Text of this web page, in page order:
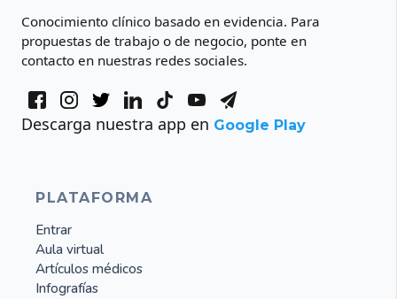
Conocimiento clínico basado en evidencia. Para
propuestas de trabajo o de negocio, ponte en
contacto en nuestras redes sociales.
Descarga nuestra app en Google Play
PLATAFORMA
Entrar
Aula virtual
Artículos médicos
Infografías